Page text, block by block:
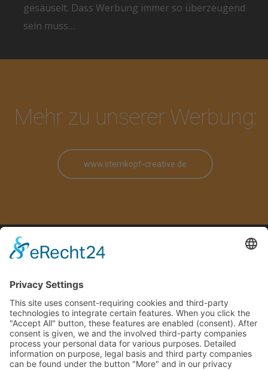
gesäuselt. Dass Werbung immer so überzeugend
sein muss…
Mehr zu unserer Werbung:
www.sternkopf-creative.de